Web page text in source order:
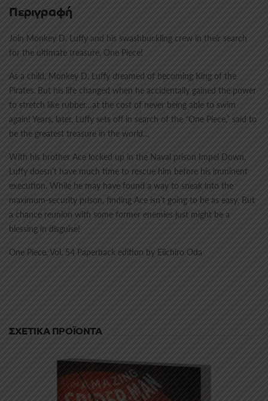
Περιγραφή
Join Monkey D. Luffy and his swashbuckling crew in their search
for the ultimate treasure, One Piece!
As a child, Monkey D. Luffy dreamed of becoming King of the
Pirates. But his life changed when he accidentally gained the power
to stretch like rubber…at the cost of never being able to swim
again! Years, later, Luffy sets off in search of the “One Piece,” said to
be the greatest treasure in the world…
With his brother Ace locked up in the Naval prison Impel Down,
Luffy doesn’t have much time to rescue him before his imminent
execution. While he may have found a way to sneak into the
maximum-security prison, finding Ace isn’t going to be as easy. But
a chance reunion with some former enemies just might be a
blessing in disguise!
One Piece, Vol. 54 Paperback edition by Eiichiro Oda
ΣΧΕΤΙΚΆ ΠΡΟΪΌΝΤΑ